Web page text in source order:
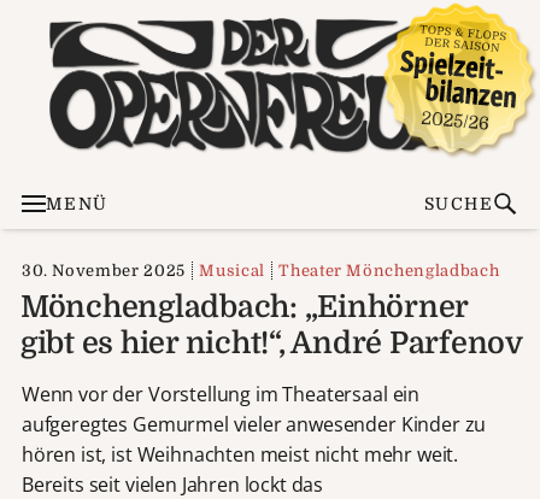
MENÜ SUCHE
30. November 2025 Musical Theater Mönchengladbach
Mönchengladbach: „Einhörner
gibt es hier nicht!“, André Parfenov
Wenn vor der Vorstellung im Theatersaal ein
aufgeregtes Gemurmel vieler anwesender Kinder zu
hören ist, ist Weihnachten meist nicht mehr weit.
Bereits seit vielen Jahren lockt das